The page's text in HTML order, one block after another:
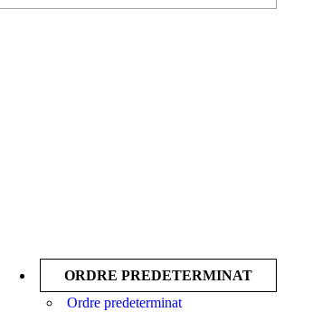
ORDRE PREDETERMINAT
Ordre predeterminat